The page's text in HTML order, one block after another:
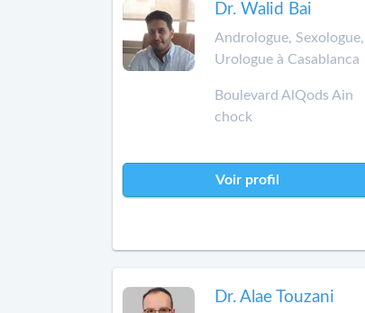
Dr. Walid Bai
Andrologue, Sexologue,
Urologue à Casablanca
Boulevard AlQods Ain
chock
Voir profil
Dr. Alae Touzani